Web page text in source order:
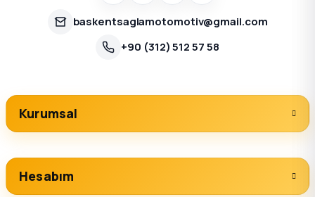
baskentsaglamotomotiv@gmail.com
+90 (312) 512 57 58
Kurumsal
Hesabım